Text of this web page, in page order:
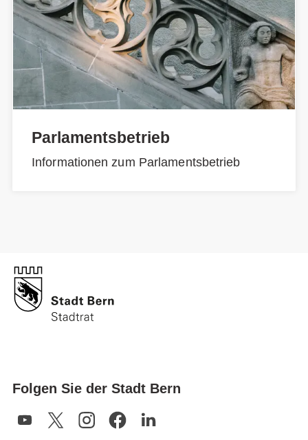
Parlamentsbetrieb
Informationen zum Parlamentsbetrieb
Folgen Sie der Stadt Bern